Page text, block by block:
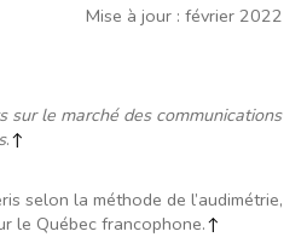
Mise à jour : février 2022
sur le marché des communications
.↑
selon la méthode de l’audimétrie,
le Québec francophone.↑